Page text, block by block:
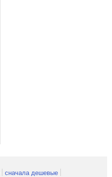
сначала дешевые